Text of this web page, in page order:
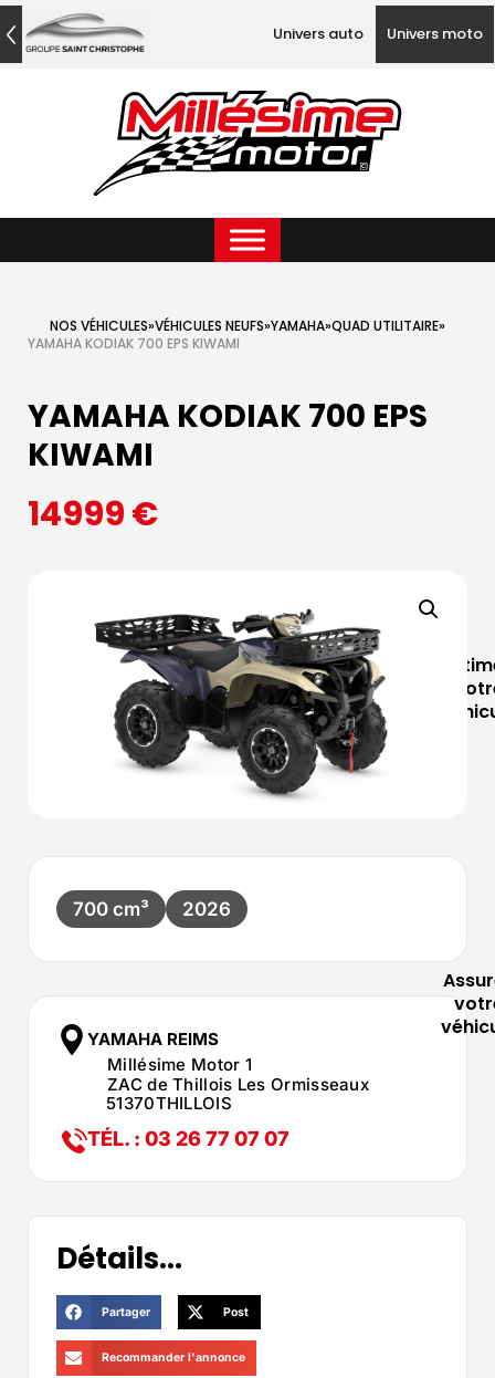
Univers auto Univers moto
NOS VÉHICULES»VÉHICULES NEUFS»YAMAHA»QUAD UTILITAIRE»
YAMAHA KODIAK 700 EPS KIWAMI
YAMAHA KODIAK 700 EPS
KIWAMI
14999€
700 cm³ 2026
YAMAHA REIMS
Millésime Motor 1
ZAC de Thillois Les Ormisseaux
51370THILLOIS
TÉL. : 03 26 77 07 07
Détails...
Partager Post
Recommander l'annonce